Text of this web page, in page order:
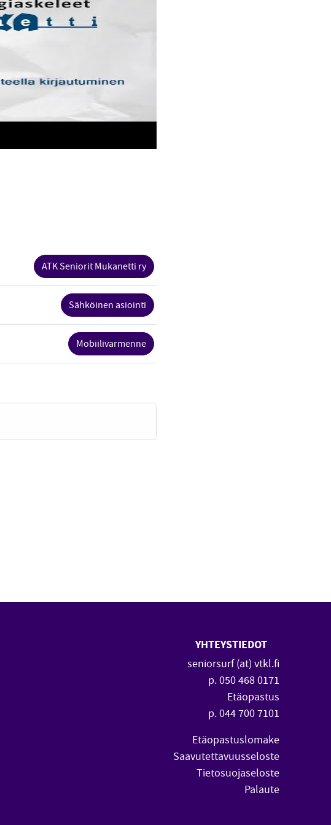
ATK Seniorit Mukanetti ry
Sähköinen asiointi
Mobiilivarmenne
YHTEYSTIEDOT
seniorsurf (at) vtkl.fi
p. 050 468 0171
Etäopastus
p. 044 700 7101
Etäopastuslomake
Saavutettavuusseloste
Tietosuojaseloste
Palaute